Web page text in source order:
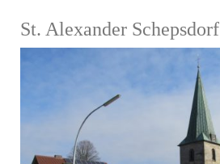
St. Alexander Schepsdorf